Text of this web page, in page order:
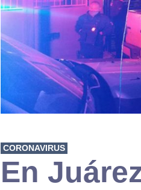
CORONAVIRUS
En